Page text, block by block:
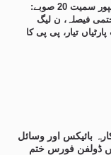
بائیکس اور وسائل
ڈولفن فورس ختم
ملتان، بہاولپور سمیت 20 صوبے:
فیصلہ، ن لیگ
تیار، پی پی کا